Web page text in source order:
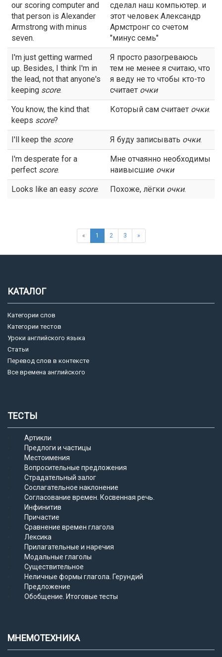
our scoring computer and
that person is Alexander
Armstrong with minus
seven.
сделал наш компьютер. и
этот человек Александр
Армстронг со счетом
"минус семь"
I'm just getting warmed
up. Besides, I think I'm in
the lead, not that anyone's
keeping score.
Я просто разогреваюсь
тем не менее я считаю, что
я веду не то чтобы кто-то
считает очки
You know, the kind that
keeps score?
Который сам считает очки.
I'll keep the score Я буду записывать очки.
I'm desperate for a
perfect score.
Мне отчаянно необходимы
наивысшие очки
Looks like an easy score. Похоже, лёгки очки.
« 1 2 3 »
КАТАЛОГ
Категории слов
Категории тестов
Уроки английского языка
Статьи
Перевод слов в контексте
Все времена английского
ТЕСТЫ
Артикли
Предлоги и частицы
Местоимения
Вопросительные предложения
Страдательный залог
Сослагательное наклонение
Согласование времен. Косвенная речь.
Инфинитив
Причастие
Сравнение времен глагола
Лексика
Прилагательные и наречия
Модальные глаголы
Существительное
Неличные формы глагола. Герундий
Предложение
Обобщение. Итоговые тесты
МНЕМОТЕХНИКА